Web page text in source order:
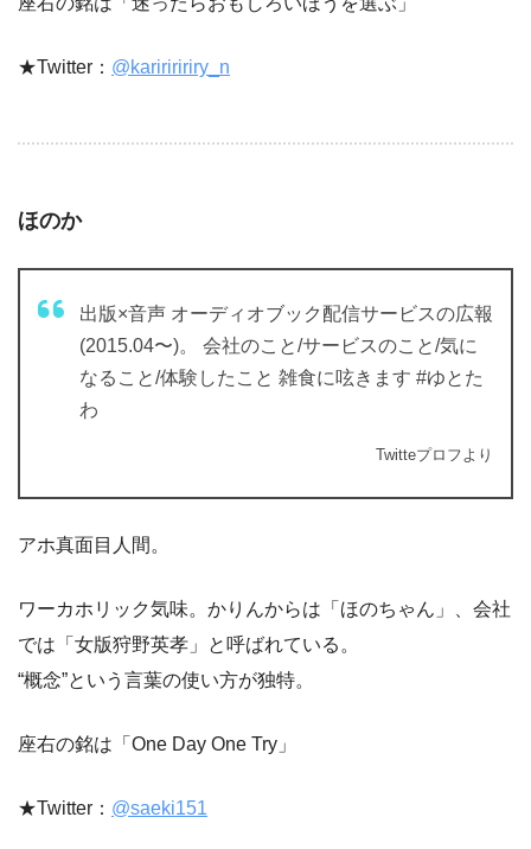
★Twitter： @kaririririry_n
ほのか
出版×音声 オーディオブック配信サービスの広報
(2015.04〜)。 会社のこと/サービスのこと/気に
なること/体験したこと 雑食に呟きます #ゆとた
わ
Twitteプロフより
アホ真面目人間。
ワーカホリック気味。かりんからは「ほのちゃん」、会社
では「女版狩野英孝」と呼ばれている。
“概念”という言葉の使い方が独特。
座右の銘は「One Day One Try」
★Twitter： @saeki151